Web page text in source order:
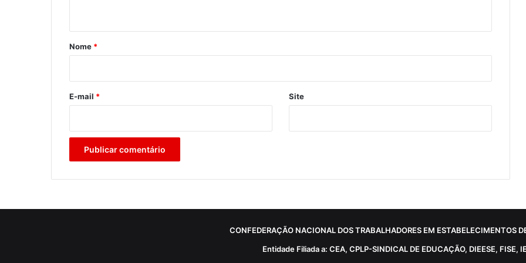
r
*
Nome *
E-mail * Site
CONFEDERAÇÃO NACIONAL DOS TRABALHADORES EM ESTABELECIMENTOS
Entidade Filiada a: CEA, CPLP-SINDICAL DE EDUCAÇÃO, DIEESE, FISE,